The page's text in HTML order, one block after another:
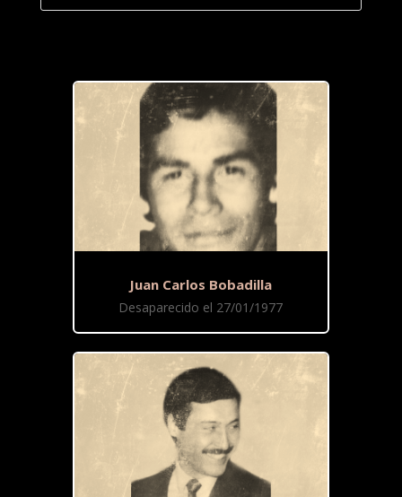
Juan Carlos Bobadilla
Desaparecido el 27/01/1977